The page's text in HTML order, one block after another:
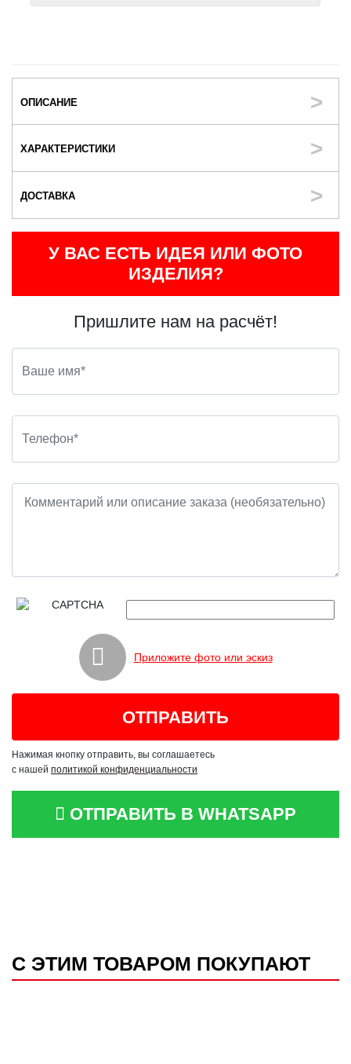
ОПИСАНИЕ
ХАРАКТЕРИСТИКИ
ДОСТАВКА
У ВАС ЕСТЬ ИДЕЯ ИЛИ ФОТО
ИЗДЕЛИЯ?
Пришлите нам на расчёт!
Приложите фото или эскиз
Нажимая кнопку отправить, вы соглашаетесь
с нашей политикой конфиденциальности
ОТПРАВИТЬ В WHATSAPP
С ЭТИМ ТОВАРОМ ПОКУПАЮТ